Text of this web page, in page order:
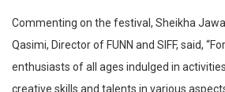
Commenting on the festival, Sheikha
Qasimi, Director of FUNN and SIFF, said,
enthusiasts of all ages indulged in
creative skills and talents in various